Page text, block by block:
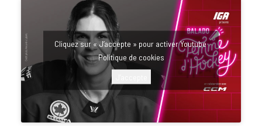
NOUS JOINDRE
Cliquez sur « J’accepte » pour activer Youtube
Politique de cookies